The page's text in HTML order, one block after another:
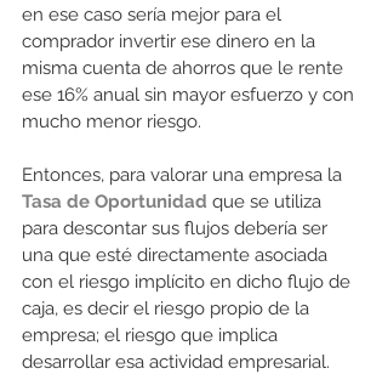
en ese caso sería mejor para el
comprador invertir ese dinero en la
misma cuenta de ahorros que le rente
ese 16% anual sin mayor esfuerzo y con
mucho menor riesgo.
Entonces, para valorar una empresa la
Tasa de Oportunidad que se utiliza
para descontar sus flujos debería ser
una que esté directamente asociada
con el riesgo implícito en dicho flujo de
caja, es decir el riesgo propio de la
empresa; el riesgo que implica
desarrollar esa actividad empresarial.